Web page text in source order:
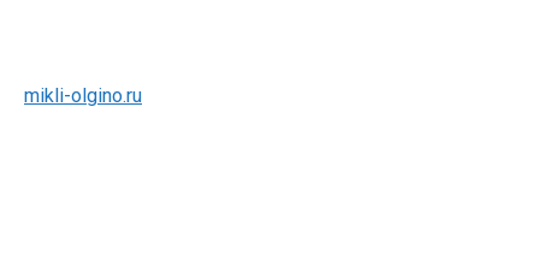
mikli-olgino.ru